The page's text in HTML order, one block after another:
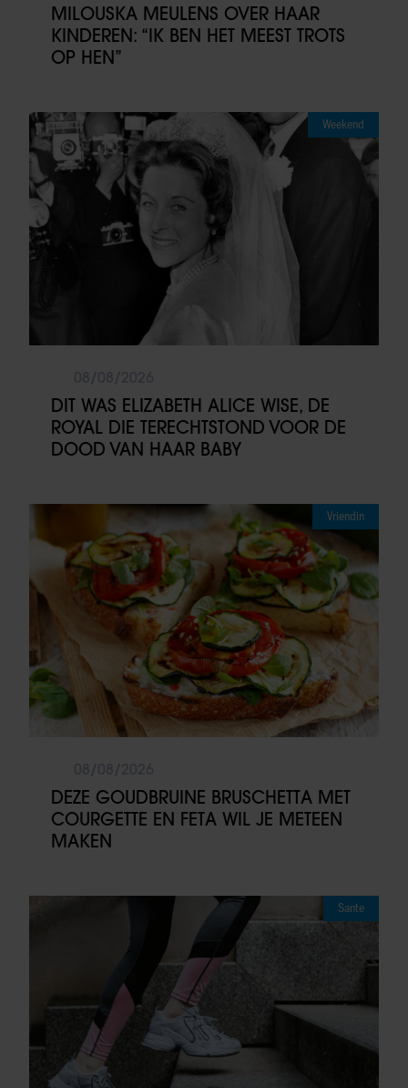
MILOUSKA MEULENS OVER HAAR
KINDEREN: “IK BEN HET MEEST TROTS
OP HEN”
Weekend
DIT WAS ELIZABETH ALICE WISE, DE
ROYAL DIE TERECHTSTOND VOOR DE
DOOD VAN HAAR BABY
Vriendin
DEZE GOUDBRUINE BRUSCHETTA MET
COURGETTE EN FETA WIL JE METEEN
MAKEN
Sante